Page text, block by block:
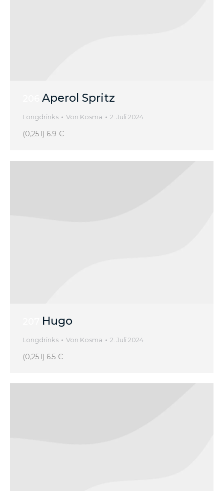
Aperol Spritz
Longdrinks Von Kosma 2. Juli 2024
(0,25 l) 6.9 €
Hugo
Longdrinks Von Kosma 2. Juli 2024
(0,25 l) 6.5 €